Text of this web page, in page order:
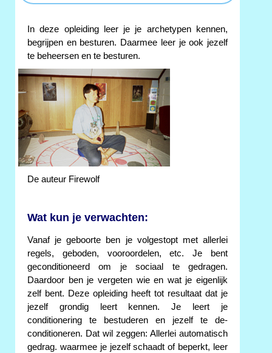
In deze opleiding leer je je archetypen kennen,
begrijpen en besturen. Daarmee leer je ook jezelf
te beheersen en te besturen.
De auteur Firewolf
Wat kun je verwachten:
Vanaf je geboorte ben je volgestopt met allerlei
regels, geboden, vooroordelen, etc. Je bent
geconditioneerd om je sociaal te gedragen.
Daardoor ben je vergeten wie en wat je eigenlijk
zelf bent. Deze opleiding heeft tot resultaat dat je
jezelf grondig leert kennen. Je leert je
conditionering te bestuderen en jezelf te de-
conditioneren. Dat wil zeggen: Allerlei automatisch
gedrag. waarmee je jezelf schaadt of beperkt, leer